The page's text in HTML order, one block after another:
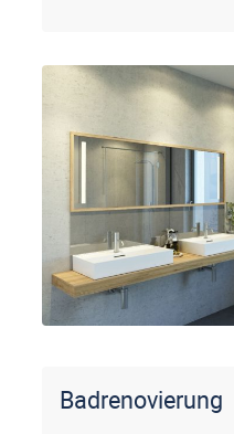
Badrenovierung